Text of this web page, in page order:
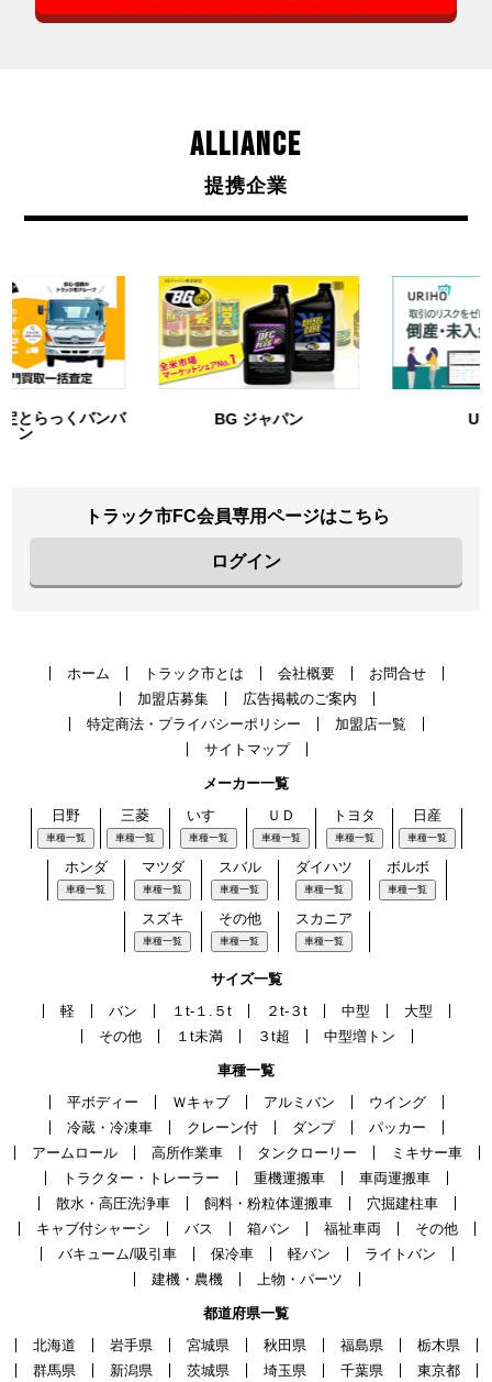
ALLIANCE
提携企業
BG ジャパン
トラック市FC会員専用ページはこちら
ログイン
ホーム トラック市とは 会社概要
お問合せ
加盟店募集
広告掲載のご案内
特定商法・プライバシーポリシー
加盟店一覧
サイトマップ
メーカー一覧
日野
車種一覧
三菱
車種一覧
いすゞ
車種一覧
ＵＤ
車種一覧
トヨタ
車種一覧
日産
車種一覧
ホンダ
車種一覧
マツダ
車種一覧
スバル
車種一覧
ダイハツ
車種一覧
ボルボ
車種一覧
スズキ
車種一覧
その他
車種一覧
スカニア
車種一覧
サイズ一覧
軽
バン １t-１.５t ２t-３t 中型
大型
その他
１t未満 ３t超 中型増トン
車種一覧
平ボディー
Ｗキャブ アルミバン
ウイング
冷蔵・冷凍車
クレーン付 ダンプ
パッカー
アームロール
高所作業車 タンクローリー
ミキサー車
トラクター・トレーラー
重機運搬車
車両運搬車
散水・高圧洗浄車
飼料・粉粒体運搬車
穴掘建柱車
キャブ付シャーシ
バス 箱バン 福祉車両
その他
バキューム/吸引車
保冷車 軽バン
ライトバン
建機・農機
上物・パーツ
都道府県一覧
北海道
岩手県 宮城県 秋田県 福島県
栃木県
群馬県
新潟県 茨城県 埼玉県 千葉県 東京都